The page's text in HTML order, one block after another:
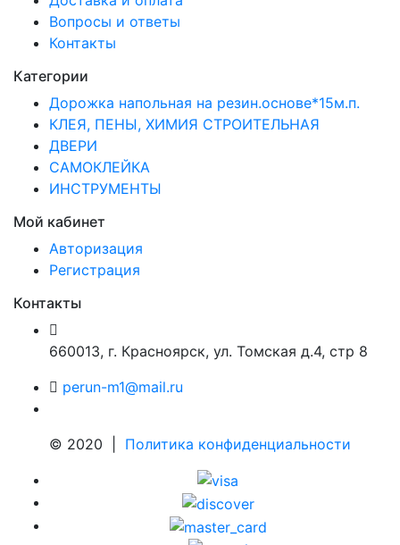
Вопросы и ответы
Контакты
Категории
Дорожка напольная на резин.основе*15м.п.
КЛЕЯ, ПЕНЫ, ХИМИЯ СТРОИТЕЛЬНАЯ
ДВЕРИ
САМОКЛЕЙКА
ИНСТРУМЕНТЫ
Мой кабинет
Авторизация
Регистрация
Контакты
660013, г. Красноярск, ул. Томская д.4, стр 8
perun-m1@mail.ru
© 2020 | Политика конфиденциальности